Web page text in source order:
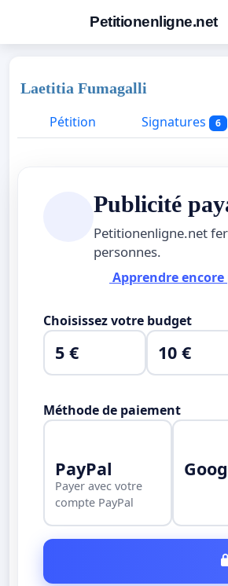
Petitionenligne.net
Laetitia Fumagalli
Pétition
Signatures 6
Publicité
Petitionenligne.net
personnes.
Apprendre encore
Choisissez votre budget
5 € 10 €
Méthode de paiement
PayPal
Payer avec votre
compte PayPal